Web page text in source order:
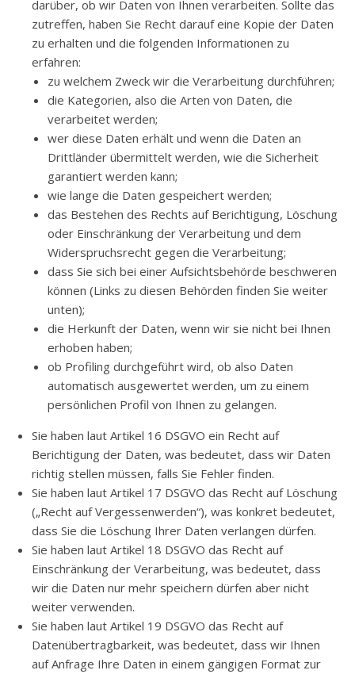
darüber, ob wir Daten von Ihnen verarbeiten. Sollte das
zutreffen, haben Sie Recht darauf eine Kopie der Daten
zu erhalten und die folgenden Informationen zu
erfahren:
zu welchem Zweck wir die Verarbeitung durchführen;
die Kategorien, also die Arten von Daten, die
verarbeitet werden;
wer diese Daten erhält und wenn die Daten an
Drittländer übermittelt werden, wie die Sicherheit
garantiert werden kann;
wie lange die Daten gespeichert werden;
das Bestehen des Rechts auf Berichtigung, Löschung
oder Einschränkung der Verarbeitung und dem
Widerspruchsrecht gegen die Verarbeitung;
dass Sie sich bei einer Aufsichtsbehörde beschweren
können (Links zu diesen Behörden finden Sie weiter
unten);
die Herkunft der Daten, wenn wir sie nicht bei Ihnen
erhoben haben;
ob Profiling durchgeführt wird, ob also Daten
automatisch ausgewertet werden, um zu einem
persönlichen Profil von Ihnen zu gelangen.
Sie haben laut Artikel 16 DSGVO ein Recht auf
Berichtigung der Daten, was bedeutet, dass wir Daten
richtig stellen müssen, falls Sie Fehler finden.
Sie haben laut Artikel 17 DSGVO das Recht auf Löschung
(„Recht auf Vergessenwerden“), was konkret bedeutet,
dass Sie die Löschung Ihrer Daten verlangen dürfen.
Sie haben laut Artikel 18 DSGVO das Recht auf
Einschränkung der Verarbeitung, was bedeutet, dass
wir die Daten nur mehr speichern dürfen aber nicht
weiter verwenden.
Sie haben laut Artikel 19 DSGVO das Recht auf
Datenübertragbarkeit, was bedeutet, dass wir Ihnen
auf Anfrage Ihre Daten in einem gängigen Format zur